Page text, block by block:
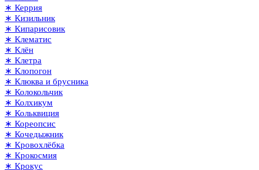
∗ Керрия
∗ Кизильник
∗ Кипарисовик
∗ Клематис
∗ Клён
∗ Клетра
∗ Клопогон
∗ Клюква и брусника
∗ Колокольчик
∗ Колхикум
∗ Кольквиция
∗ Кореопсис
∗ Кочедыжник
∗ Кровохлёбка
∗ Крокосмия
∗ Крокус